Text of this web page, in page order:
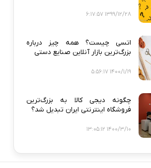
1399/12/28 6:17:57
اتسی چیست؟ همه‌ چیز درباره
بزرگ‌ترین بازار آنلاین صنایع دستی
1400/1/19 5:56:17
چگونه دیجی‌ کالا به بزرگ‌ترین
فروشگاه اینترنتی ایران تبدیل شد؟
1400/3/10 13:05:12